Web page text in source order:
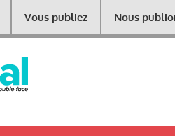
Vous publiez Nous